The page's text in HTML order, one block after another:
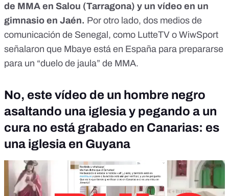
de MMA en Salou (Tarragona) y un vídeo en un
gimnasio en Jaén. Por otro lado, dos medios de
comunicación de Senegal, como LutteTV o WiwSport
señalaron que Mbaye está en España para prepararse
para un “duelo de jaula” de MMA.
No, este vídeo de un hombre negro
asaltando una iglesia y pegando a un
cura no está grabado en Canarias: es
una iglesia en Guyana